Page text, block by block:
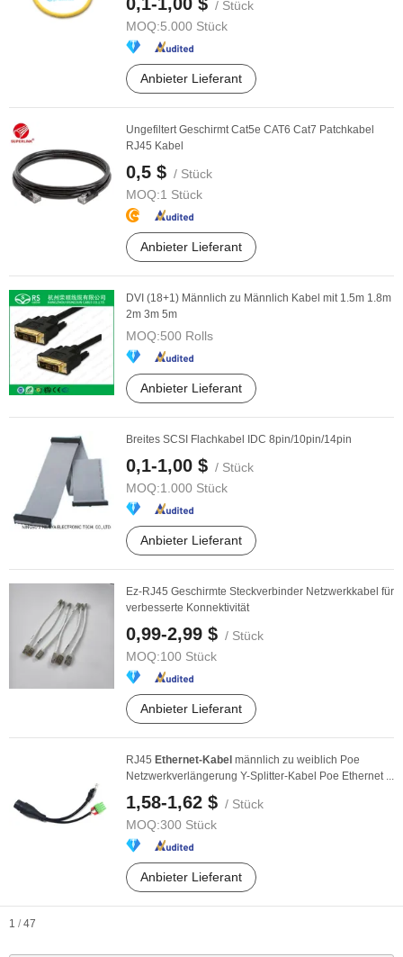
/ Stück
MOQ:5.000 Stück
Anbieter Lieferant
Ungefiltert Geschirmt Cat5e CAT6 Cat7 Patchkabel
RJ45 Kabel
0,5 $ / Stück
MOQ:1 Stück
Anbieter Lieferant
DVI (18+1) Männlich zu Männlich Kabel mit 1.5m 1.8m
2m 3m 5m
MOQ:500 Rolls
Anbieter Lieferant
Breites SCSI Flachkabel IDC 8pin/10pin/14pin
0,1-1,00 $ / Stück
MOQ:1.000 Stück
Anbieter Lieferant
Ez-RJ45 Geschirmte Steckverbinder Netzwerkkabel für
verbesserte Konnektivität
0,99-2,99 $ / Stück
MOQ:100 Stück
Anbieter Lieferant
RJ45 Ethernet-Kabel männlich zu weiblich Poe
Netzwerkverlängerung Y-Splitter-Kabel Poe Ethernet ...
1,58-1,62 $ / Stück
MOQ:300 Stück
Anbieter Lieferant
1 / 47